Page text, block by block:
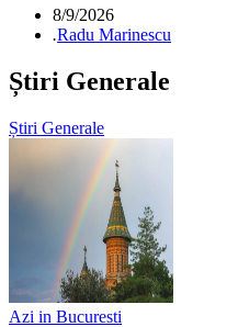
8/9/2026
.Radu Marinescu
Știri Generale
Știri Generale
Azi in Bucuresti